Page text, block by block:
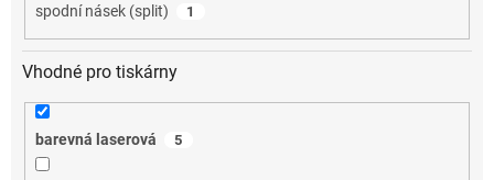
spodní násek (split) 1
Vhodné pro tiskárny
barevná laserová 5